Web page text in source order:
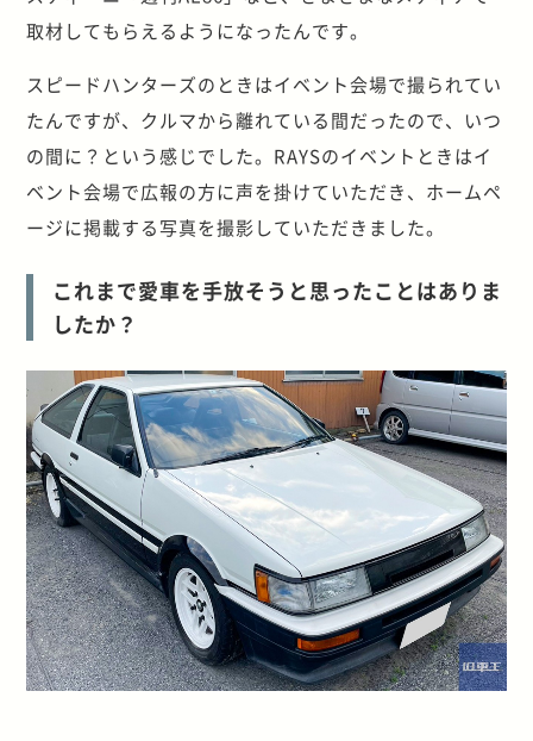
取材してもらえるようになったんです。
スピードハンターズのときはイベント会場で撮られてい
たんですが、クルマから離れている間だったので、いつ
の間に？という感じでした。RAYSのイベントときはイ
ベント会場で広報の方に声を掛けていただき、ホームペ
ージに掲載する写真を撮影していただきました。
これまで愛車を手放そうと思ったことはありま
したか？